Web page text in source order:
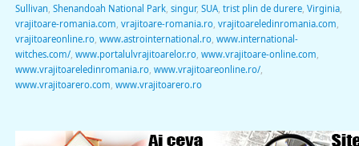
Sullivan Shenandoah National Park, singur, SUA, trist plin de durere, Virginia,
vrajitoare-romania.com vrajitoare-romania.ro, vrajitoareledinromania.com
vrajitoareonline.ro, www.astrointernational.ro, www.international-
witches.com/, www.portalulvrajitoarelor.ro, www.vrajitoare-online.com
www.vrajitoareledinromania.ro, www.vrajitoareonline.ro/,
www.vrajitoarero.com www.vrajitoarero.ro